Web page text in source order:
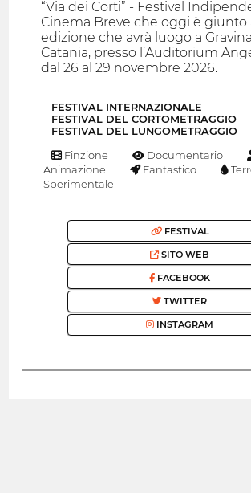
“Via dei Corti” - Festival
Cinema Breve che oggi è giunto
edizione che avrà luogo a
Catania, presso l’Auditorium
dal 26 al 29 novembre 2026.
FESTIVAL INTERNAZIONALE
FESTIVAL DEL CORTOMETRAGGIO
FESTIVAL DEL LUNGOMETRAGGIO
Finzione
Documentario
Animazione
Fantastico
Sperimentale
FESTIVAL
SITO WEB
FACEBOOK
TWITTER
INSTAGRAM